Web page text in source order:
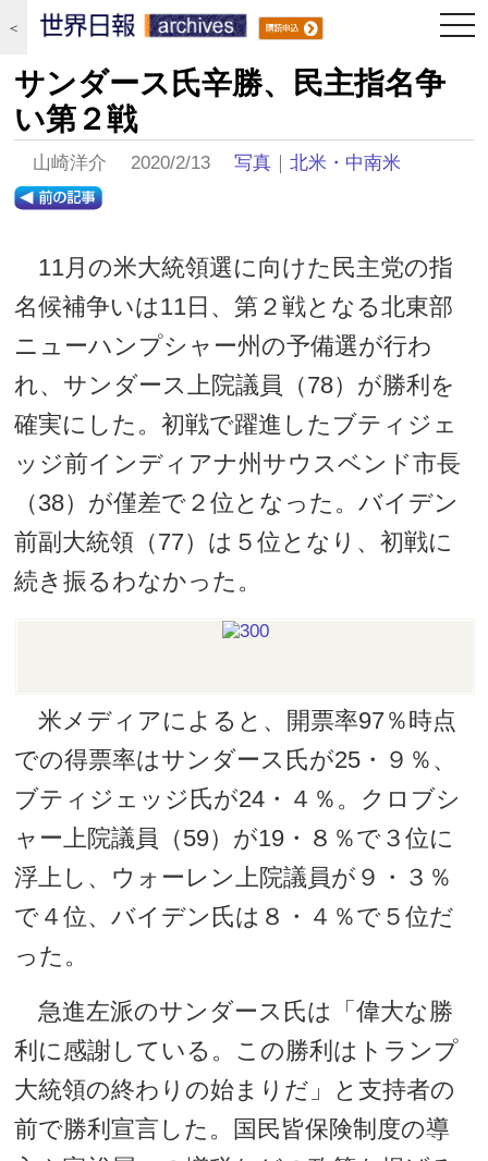
＜
サンダース氏辛勝、民主指名争
い第２戦
山崎洋介 2020/2/13写真 ｜北米・中南米
11月の米大統領選に向けた民主党の指
名候補争いは11日、第２戦となる北東部
ニューハンプシャー州の予備選が行わ
れ、サンダース上院議員（78）が勝利を
確実にした。初戦で躍進したブティジェ
ッジ前インディアナ州サウスベンド市長
（38）が僅差で２位となった。バイデン
前副大統領（77）は５位となり、初戦に
続き振るわなかった。
米メディアによると、開票率97％時点
での得票率はサンダース氏が25・９％、
ブティジェッジ氏が24・４％。クロブシ
ャー上院議員（59）が19・８％で３位に
浮上し、ウォーレン上院議員が９・３％
で４位、バイデン氏は８・４％で５位だ
った。
急進左派のサンダース氏は「偉大な勝
利に感謝している。この勝利はトランプ
大統領の終わりの始まりだ」と支持者の
前で勝利宣言した。国民皆保険制度の導